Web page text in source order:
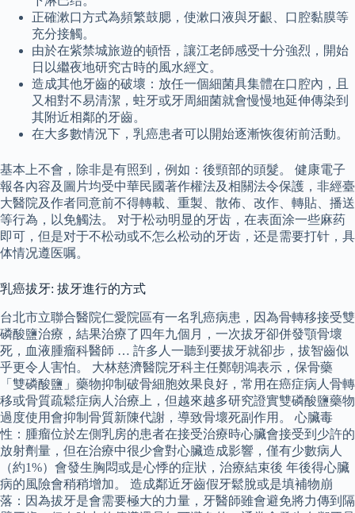
正確漱口方式為頻繁鼓腮，使漱口液與牙齦、口腔黏膜等
充分接觸。
由於在紫禁城旅遊的頓悟，讓江老師感受十分強烈，開始
日以繼夜地研究古時的風水經文。
造成其他牙齒的破壞：放任一個細菌具集體在口腔內，且
又相對不易清潔，蛀牙或牙周細菌就會慢慢地延伸傳染到
其附近相鄰的牙齒。
在大多數情況下，乳癌患者可以開始逐漸恢復術前活動。
基本上不會，除非是有照到，例如：後頸部的頭髮。 健康電子
報各內容及圖片均受中華民國著作權法及相關法令保護，非經臺
大醫院及作者同意前不得轉載、重製、散佈、改作、轉貼、播送
等行為，以免觸法。 对于松动明显的牙齿，在表面涂一些麻药
即可，但是对于不松动或不怎么松动的牙齿，还是需要打针，具
体情况遵医嘱。
乳癌拔牙: 拔牙進行的方式
台北市立聯合醫院仁愛院區有一名乳癌病患，因為骨轉移接受雙
磷酸鹽治療，結果治療了四年九個月，一次拔牙卻併發顎骨壞
死，血液腫瘤科醫師 … 許多人一聽到要拔牙就卻步，拔智齒似
乎更令人害怕。 大林慈濟醫院牙科主任鄭朝鴻表示，保骨藥
「雙磷酸鹽」藥物抑制破骨細胞效果良好，常用在癌症病人骨轉
移或骨質疏鬆症病人治療上，但越來越多研究證實雙磷酸鹽藥物
過度使用會抑制骨質新陳代謝，導致骨壞死副作用。 心臟毒
性：腫瘤位於左側乳房的患者在接受治療時心臟會接受到少許的
放射劑量，但在治療中很少會對心臟造成影響，僅有少數病人
（約1%）會發生胸悶或是心悸的症狀，治療結束後 年後得心臟
病的風險會稍稍增加。 造成鄰近牙齒假牙鬆脫或是填補物崩
落：因為拔牙是會需要極大的力量，牙醫師雖會避免將力傳到隔